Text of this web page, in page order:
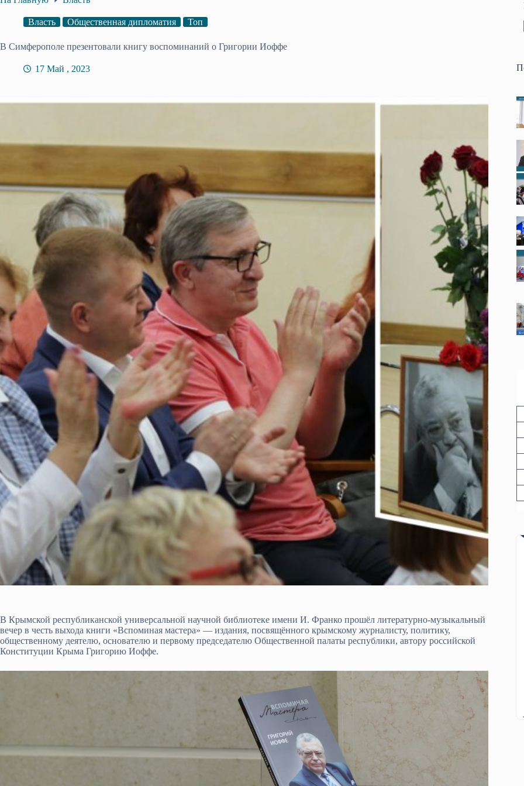
Власть Общественная дипломатия Топ
В Симферополе презентовали книгу воспоминаний о Григории Иоффе
17 Май , 2023
В Крымской республиканской универсальной научной библиотеке имени И. Франко прошёл литературно-музыкальный
вечер в честь выхода книги «Вспоминая мастера» — издания, посвящённого крымскому журналисту, политику,
общественному деятелю, основателю и первому председателю Общественной палаты республики, автору российской
Конституции Крыма Григорию Иоффе.